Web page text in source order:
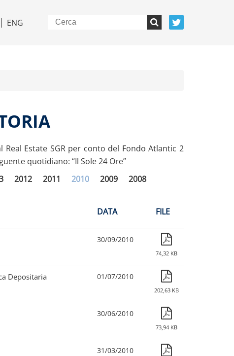
ENG
Estate SGR per conto del Fondo Atlantic 2
quotidiano: “Il Sole 24 Ore”
2012 2011 2010 2009 2008
DATA FILE
30/09/2010
74,32 KB
Depositaria 01/07/2010
202,63 KB
30/06/2010
73,94 KB
31/03/2010